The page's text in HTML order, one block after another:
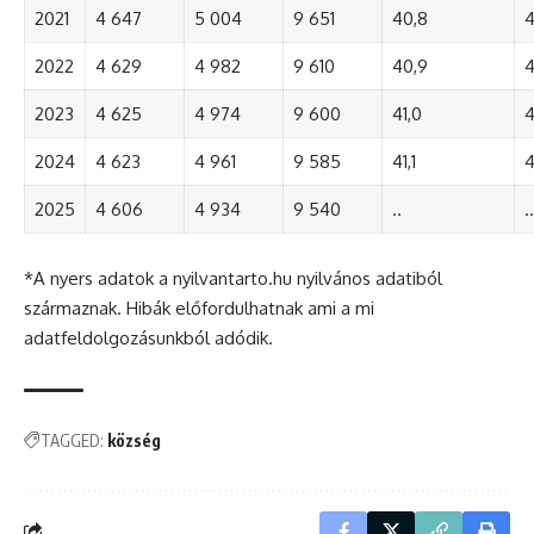
2021 4 647 5 004 9 651 40,8
2022 4 629 4 982 9 610 40,9
2023 4 625 4 974 9 600 41,0
2024 4 623 4 961 9 585 41,1
2025 4 606 4 934 9 540 .. ..
*A nyers adatok a nyilvantarto.hu nyilvános adatiból
származnak. Hibák előfordulhatnak ami a mi
adatfeldolgozásunkból adódik.
TAGGED: község